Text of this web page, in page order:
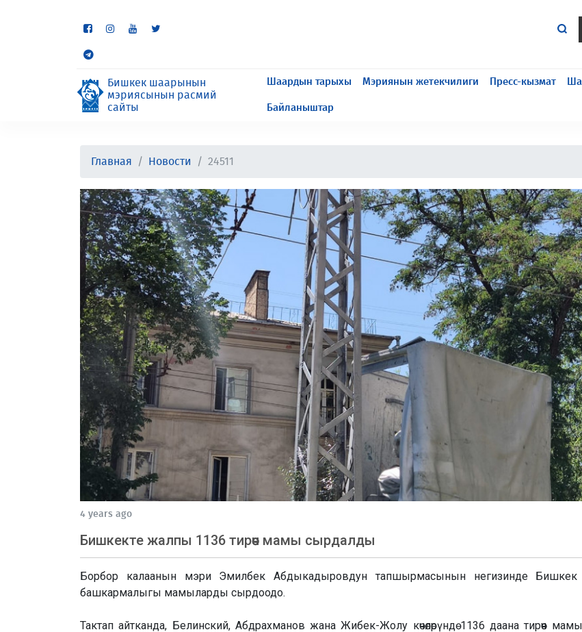
Бишкек шаарынын
мэриясынын расмий
сайты
Шаардын тарыхы Мэриянын жетекчилиги Пресс-кызмат
Байланыштар
Главная Новости 24511
4 years ago
Бишкекте жалпы 1136 тирөөч мамы сырдалды
Борбор калаанын мэри Эмилбек Абдыкадыровдун тапшырмасынын негизинде Бишкек
башкармалыгы мамыларды сырдоодо.
Тактап айтканда, Белинский, Абдрахманов жана Жибек-Жолу көчөлөрүндө 1136 даана тирөөч